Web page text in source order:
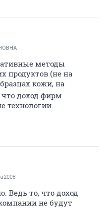
В лабораториях этой
50 тыс. животных.
новых средств
они готовы
живых существ.
Shoulders, человек
Также в
фирм которые
косметики на
на
бы узнать как вы